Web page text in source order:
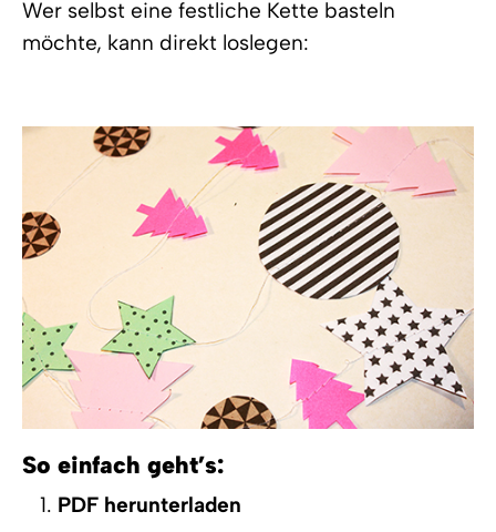
Wer selbst eine festliche Kette basteln
möchte, kann direkt loslegen:
So einfach geht’s:
PDF herunterladen